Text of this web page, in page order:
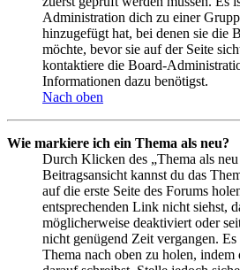
Administration dich zu einer
hinzugefügt hat, bei denen sie die
möchte, bevor sie auf der Seite
kontaktiere die Board-
Informationen dazu benötigst.
Nach oben
Wie markiere ich ein Thema als neu?
Durch Klicken des „Thema als
Beitragsansicht kannst du das
auf die erste Seite des Forums
entsprechenden Link nicht siehst,
möglicherweise deaktiviert oder
nicht genügend Zeit vergangen.
Thema nach oben zu holen,